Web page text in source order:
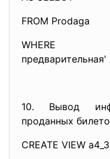
FROM Prodaga
WHERE
10. Вывод
проданных
CREATE VIEW a4_3